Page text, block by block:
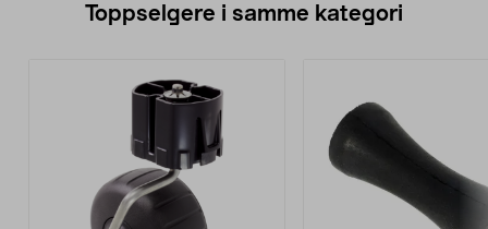
Toppselgere i samme kategori